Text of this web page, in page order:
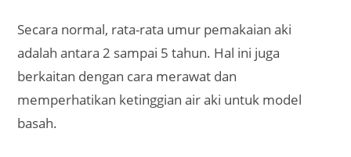
Secara normal, rata-rata umur pemakaian aki
adalah antara 2 sampai 5 tahun. Hal ini juga
berkaitan dengan cara merawat dan
memperhatikan ketinggian air aki untuk model
basah.